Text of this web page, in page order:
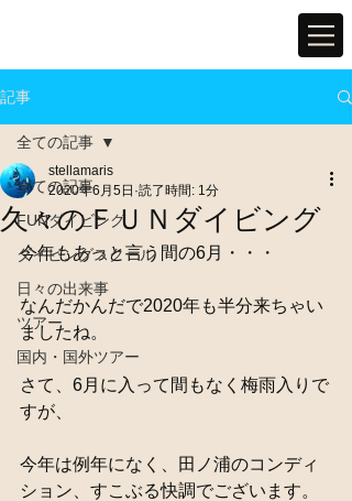
記事
全ての記事
FUNダイビング
ダイビングスクール
日々の出来事
ツアー
国内・国外ツアー
全ての記事
久々のＦＵＮダイビング
stellamaris
2020年6月5日 読了時間: 1分
今年もあっと言う間の6月・・・
なんだかんだで2020年も半分来ちゃい
ましたね。
さて、6月に入って間もなく梅雨入りで
すが、
今年は例年になく、田ノ浦のコンディ
ション、すこぶる快調でございます。